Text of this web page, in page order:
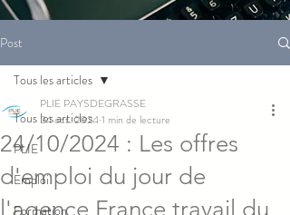
Post
Tous les articles
PLIE
Emploi
Formation
Tous les articles
24/10/2024 : Les offres
d'emploi du jour de
l'agence France travail du
PLIE PAYSDEGRASSE
24 oct. 20241 min de lecture